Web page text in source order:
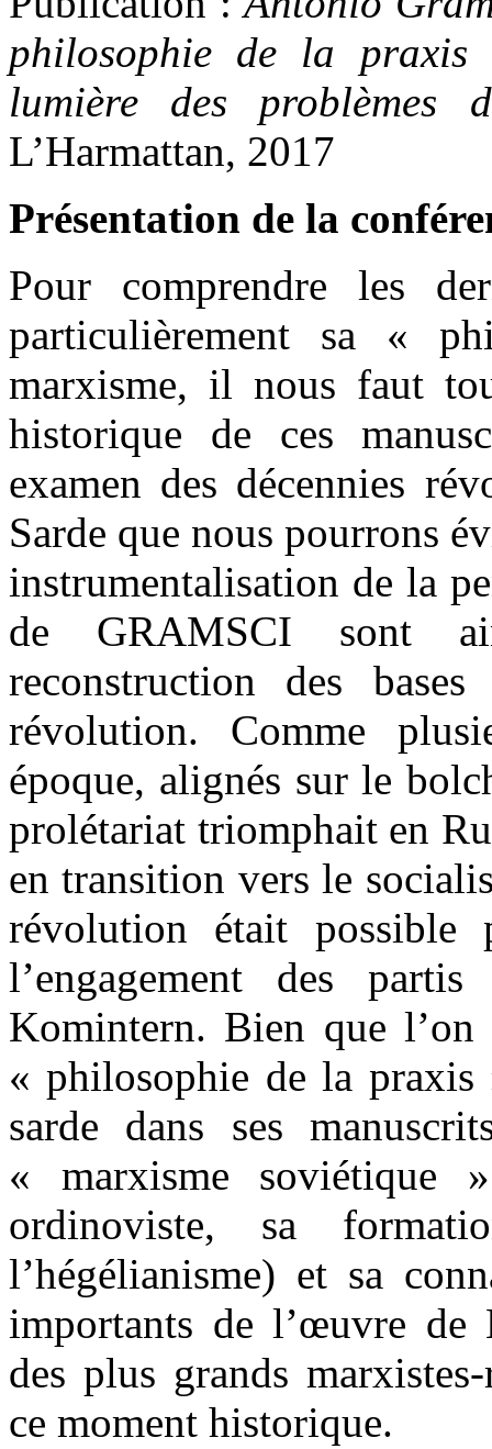
philosophie de la
lumière des problèmes
L’Harmattan, 2017
Présentation de la
Pour comprendre les
particulièrement sa «
marxisme, il nous faut
historique de ces
examen des décennies
Sarde que nous pourrons
instrumentalisation de la
de GRAMSCI sont
reconstruction des
révolution. Comme
époque, alignés sur le
prolétariat triomphait en
en transition vers le
révolution était
l’engagement des
Komintern. Bien que
« philosophie de la praxis
sarde dans ses
« marxisme soviétique
ordinoviste, sa
l’hégélianisme) et sa
importants de l’œuvre
des plus grands
ce moment historique.